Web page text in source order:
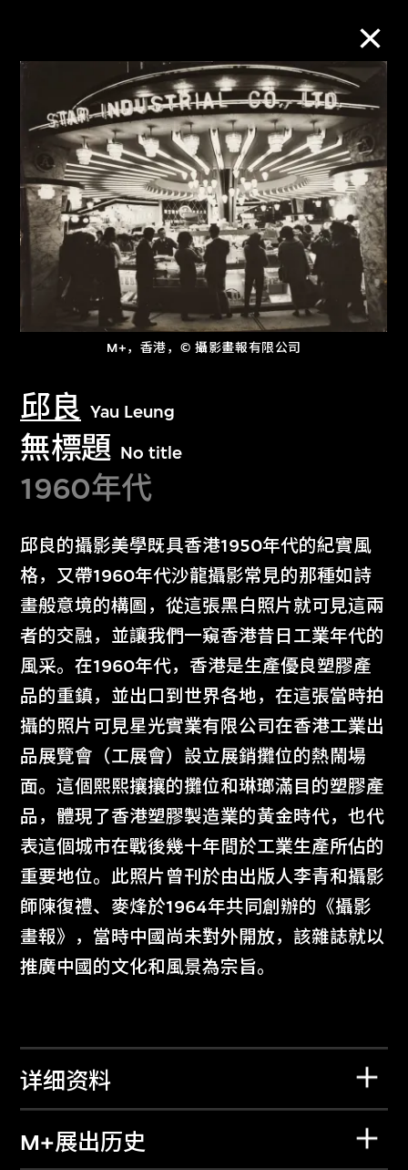
M+，香港，© 攝影畫報有限公司
邱良 Yau Leung
無標題 No title
1960年代
邱良的攝影美學既具香港1950年代的紀實風
格，又帶1960年代沙龍攝影常見的那種如詩
畫般意境的構圖，從這張黑白照片就可見這兩
者的交融，並讓我們一窺香港昔日工業年代的
風采。在1960年代，香港是生產優良塑膠產
品的重鎮，並出口到世界各地，在這張當時拍
攝的照片可見星光實業有限公司在香港工業出
品展覽會（工展會）設立展銷攤位的熱鬧場
面。這個熙熙攘攘的攤位和琳瑯滿目的塑膠產
品，體現了香港塑膠製造業的黃金時代，也代
表這個城市在戰後幾十年間於工業生產所佔的
重要地位。此照片曾刊於由出版人李青和攝影
師陳復禮、麥烽於1964年共同創辦的《攝影
畫報》，當時中國尚未對外開放，該雜誌就以
推廣中國的文化和風景為宗旨。
详细资料
M+展出历史
M+藏品
进一步筛选 搜索
关于M+藏品
探索世界顶级的二十及二十一世纪视觉